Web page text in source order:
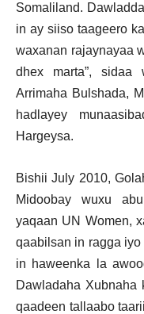
Somaliland.
in ay siiso taageero
waxanan rajaynayaa
dhex marta”, sidaa
Arrimaha Bulshada,
hadlayey
Hargeysa.
Bishii July 2010,
Midoobay wuxu
yaqaan UN Women,
qaabilsan in ragga
in haweenka la
Dawladaha Xubnaha
qaadeen tallaabo